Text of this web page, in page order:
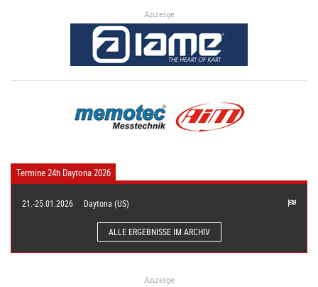
Anzeige
Termine 24h Daytona 2026
21.-25.01.2026 Daytona (US)
ALLE ERGEBNISSE IM ARCHIV
Anzeige